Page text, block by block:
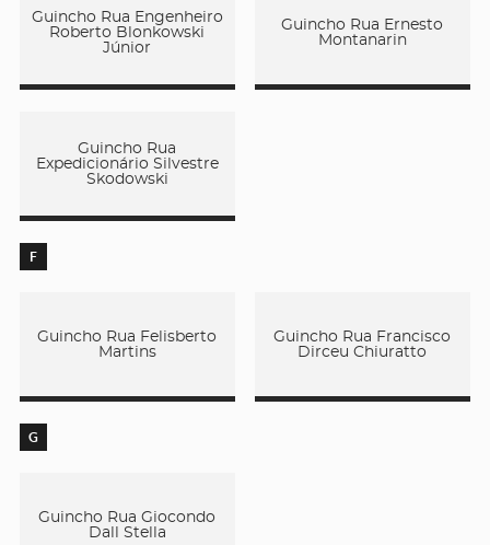
Guincho Rua Engenheiro
Roberto Blonkowski
Júnior
Guincho Rua Ernesto
Montanarin
Guincho Rua
Expedicionário Silvestre
Skodowski
F
Guincho Rua Felisberto
Martins
Guincho Rua Francisco
Dirceu Chiuratto
G
Guincho Rua Giocondo
Dall Stella